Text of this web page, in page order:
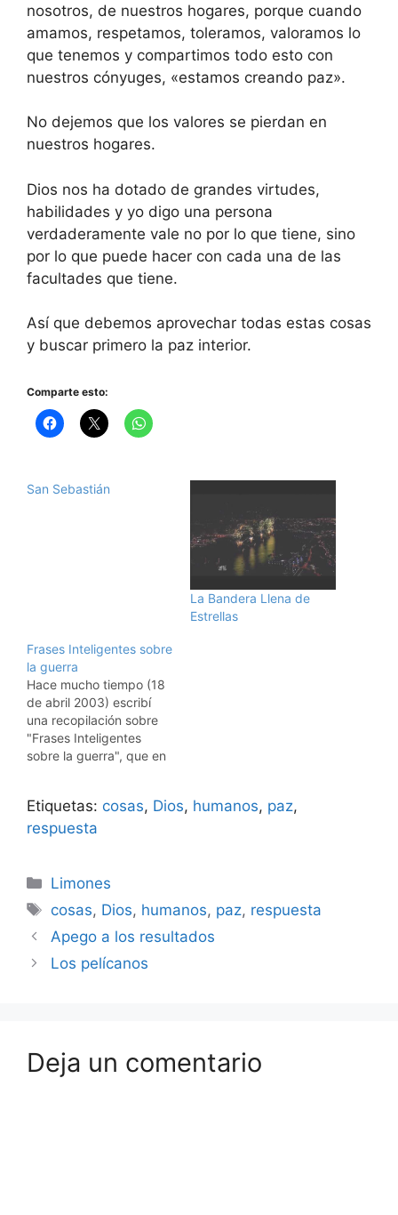
nosotros, de nuestros hogares, porque cuando
amamos, respetamos, toleramos, valoramos lo
que tenemos y compartimos todo esto con
nuestros cónyuges, «estamos creando paz».
No dejemos que los valores se pierdan en
nuestros hogares.
Dios nos ha dotado de grandes virtudes,
habilidades y yo digo una persona
verdaderamente vale no por lo que tiene, sino
por lo que puede hacer con cada una de las
facultades que tiene.
Así que debemos aprovechar todas estas cosas
y buscar primero la paz interior.
Comparte esto:
San Sebastián
La Bandera Llena de
Estrellas
Frases Inteligentes sobre
la guerra
Hace mucho tiempo (18
de abril 2003) escribí
una recopilación sobre
"Frases Inteligentes
sobre la guerra", que en
grandes pensadores que
hemos tenido en la
acuerdo de lo
año para mi en…
Etiquetas: cosas, Dios, humanos, paz,
respuesta
Categorías
Limones
Etiquetas
cosas, Dios, humanos, paz, respuesta
Apego a los resultados
Los pelícanos
Deja un comentario